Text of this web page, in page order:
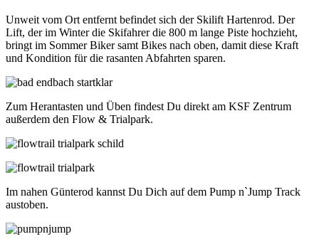
Unweit vom Ort entfernt befindet sich der Skilift Hartenrod. Der
Lift, der im Winter die Skifahrer die 800 m lange Piste hochzieht,
bringt im Sommer Biker samt Bikes nach oben, damit diese Kraft
und Kondition für die rasanten Abfahrten sparen.
Zum Herantasten und Üben findest Du direkt am KSF Zentrum
außerdem den Flow & Trialpark.
Im nahen Günterod kannst Du Dich auf dem Pump n`Jump Track
austoben.